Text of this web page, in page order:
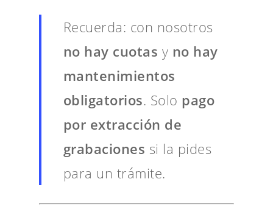
Recuerda: con nosotros
no hay cuotas y no hay
mantenimientos
obligatorios. Solo pago
por extracción de
grabaciones si la pides
para un trámite.